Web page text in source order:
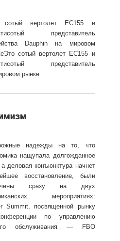
сотый вертолет EC155 и
представитель
Dauphin на мировом
сотый вертолет EC155 и
представитель
рынке
надежды на то, что
нащупала долгожданное
деловая конъюнктура начнет
восстановление, были
сразу на двух
мероприятиях:
Summit, посвященной рынку
по управлению
обслуживания — FBO